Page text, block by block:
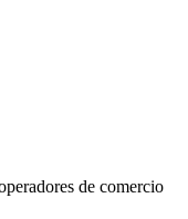
de comercio